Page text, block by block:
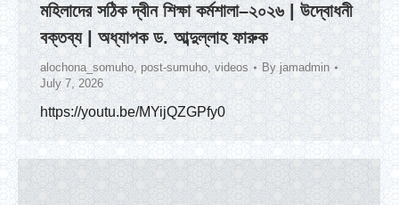
মহিলাদের সঠিক দ্বীন শিক্ষা কর্মশালা–২০২৬ | উদ্বোধনী
বক্তব্য | অধ্যাপক ড. আব্দুল্লাহ ফারুক
alochona_somuho, post-sumuho, videos Byjamadmin
July 7, 2026
https://youtu.be/MYijQZGPfy0